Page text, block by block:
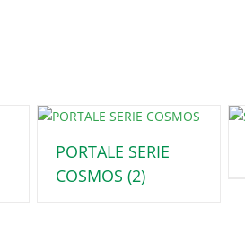
PORTALE SERIE
COSMOS(2)